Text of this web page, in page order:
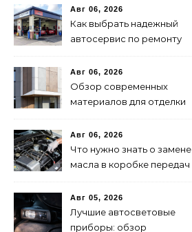
и методы
Авг 06, 2026
Как выбрать надежный
автосервис по ремонту
рекомендации
Авг 06, 2026
Обзор современных
материалов для отделки
решения
Авг 06, 2026
Что нужно знать о замене
масла в коробке передач
Авг 05, 2026
Лучшие автосветовые
приборы: обзор